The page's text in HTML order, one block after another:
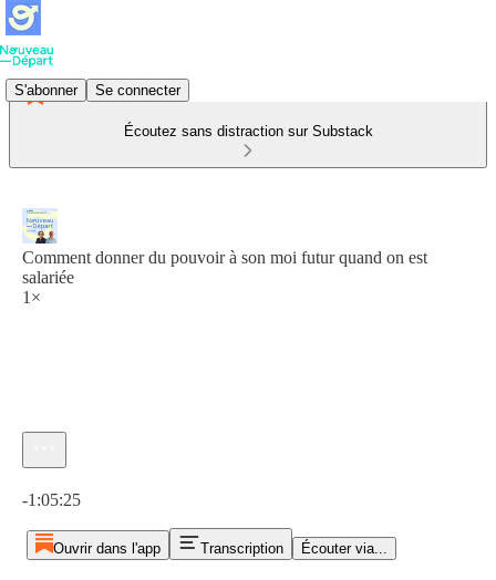
S'abonner Se connecter
Écoutez sans distraction sur Substack
Comment donner du pouvoir à son moi futur quand on est
salariée
1×
-1:05:25
Ouvrir dans l'app Transcription Écouter via...